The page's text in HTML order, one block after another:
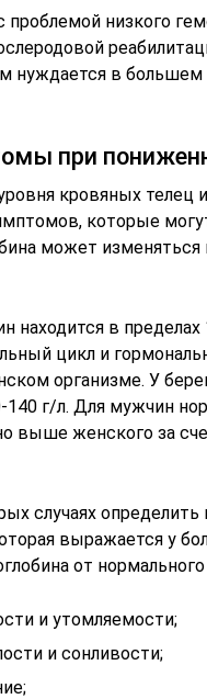
проблемой низкого
нуждается в
при
кровяных телец
которые
может
находится в
цикл и
организме. У
140 г/л. Для мужчин
выше женского за
случаях
выражается у
от
и утомляемости;
и сонливости;